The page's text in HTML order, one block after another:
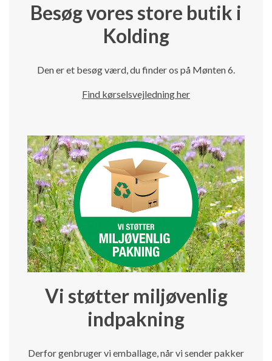
Besøg vores store butik i
Kolding
Den er et besøg værd, du finder os på Mønten 6.
Find kørselsvejledning her
Vi støtter miljøvenlig
indpakning
Derfor genbruger vi emballage, når vi sender pakker